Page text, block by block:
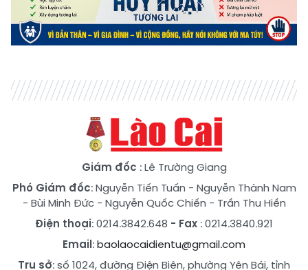
Giám đốc : Lê Trường Giang
Phó Giám đốc:Nguyễn Tiến Tuấn - Nguyễn Thành Nam
- Bùi Minh Đức- Nguyễn Quốc Chiến - Trần Thu Hiền
Điện thoại: 0214.3842.648 - Fax : 0214.3840.921
Email:baolaocaidientu@gmail.com
Trụ sở: số 1024, đường Điện Biên, phường Yên Bái, tỉnh